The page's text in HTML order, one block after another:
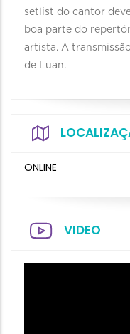
setlist do cantor
boa parte do
artista. A
de Luan.
ONLINE
VIDEO